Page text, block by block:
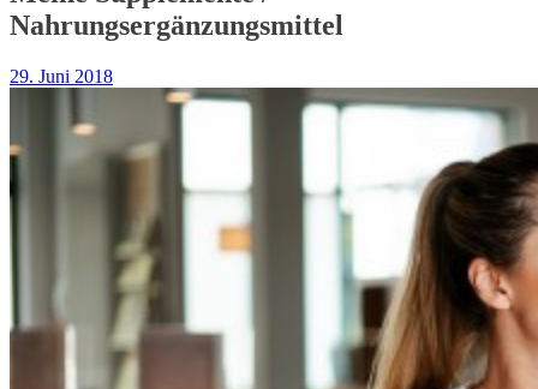
Nahrungsergänzungsmittel
29. Juni 2018